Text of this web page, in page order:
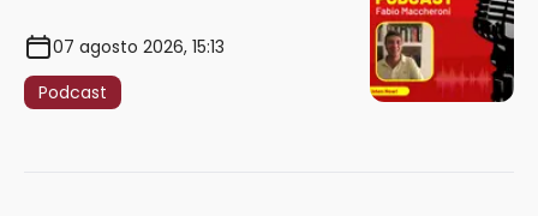
07 agosto 2026, 15:13
Podcast